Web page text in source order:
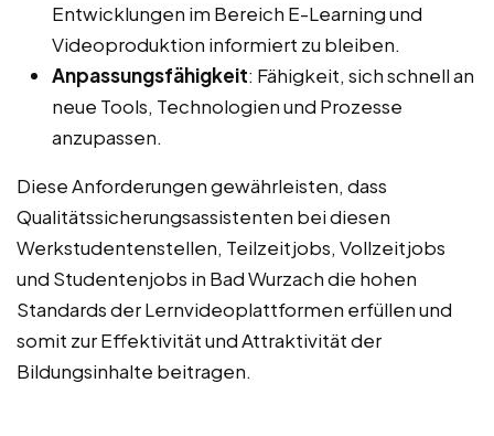
Entwicklungen im Bereich E-Learning und
Videoproduktion informiert zu bleiben.
Anpassungsfähigkeit: Fähigkeit, sich schnell an
neue Tools, Technologien und Prozesse
anzupassen.
Diese Anforderungen gewährleisten, dass
Qualitätssicherungsassistenten bei diesen
Werkstudentenstellen, Teilzeitjobs, Vollzeitjobs
und Studentenjobs in Bad Wurzach die hohen
Standards der Lernvideoplattformen erfüllen und
somit zur Effektivität und Attraktivität der
Bildungsinhalte beitragen.